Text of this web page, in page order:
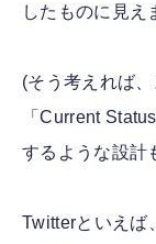
したものに見え
(そう考えれば
「Current
するような設計
Twitterといえば